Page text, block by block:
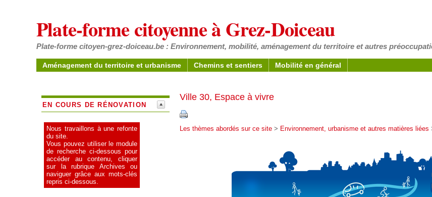
Plate-forme citoyenne à Grez-Doiceau
Plate-forme citoyen-grez-doiceau.be : Environnement, mobilité, aménagement du territoire et autres
Aménagement du territoire et urbanisme Chemins et sentiers Mobilité en général
EN COURS DE RÉNOVATION
Nous travaillons à une refonte
du site.
Vous pouvez utiliser le module
de recherche ci-dessous pour
accéder au contenu, cliquer
sur la rubrique Archives ou
naviguer grâce aux mots-clés
repris ci-dessous.
Ville 30, Espace à vivre
Les thèmes abordés sur ce site > Environnement, urbanisme et autres matières liées